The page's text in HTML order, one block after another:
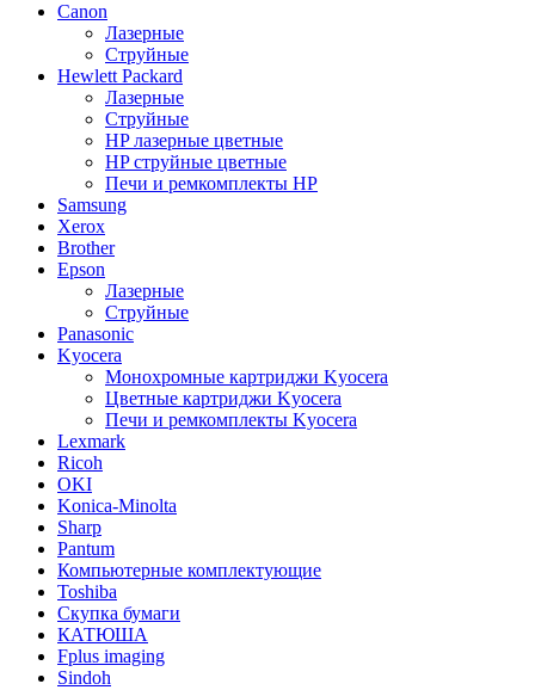
Canon
Лазерные
Струйные
Hewlett Packard
Лазерные
Струйные
HP лазерные цветные
HP струйные цветные
Печи и ремкомплекты HP
Samsung
Xerox
Brother
Epson
Лазерные
Струйные
Panasonic
Kyocera
Монохромные картриджи Kyocera
Цветные картриджи Kyocera
Печи и ремкомплекты Kyocera
Lexmark
Ricoh
OKI
Konica-Minolta
Sharp
Pantum
Компьютерные комплектующие
Toshiba
Скупка бумаги
КАТЮША
Fplus imaging
Sindoh